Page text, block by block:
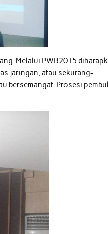
Melalui PWB2015
jaringan, atau sekurang-
bersemangat. Prosesi